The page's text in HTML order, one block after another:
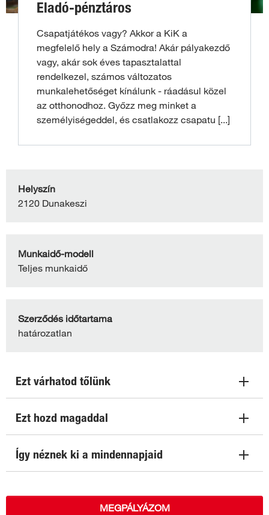
Eladó-pénztáros
Csapatjátékos vagy? Akkor a KiK a
megfelelő hely a Számodra! Akár pályakezdő
vagy, akár sok éves tapasztalattal
rendelkezel, számos változatos
munkalehetőséget kínálunk - ráadásul közel
az otthonodhoz. Győzz meg minket a
személyiségeddel, és csatlakozz csapatu [...]
Ezt várhatod tőlünk
Ezt hozd magaddal
Így néznek ki a mindennapjaid
Helyszín
2120 Dunakeszi
Munkaidő-modell
Teljes munkaidő
Szerződés időtartama
határozatlan
MEGPÁLYÁZOM